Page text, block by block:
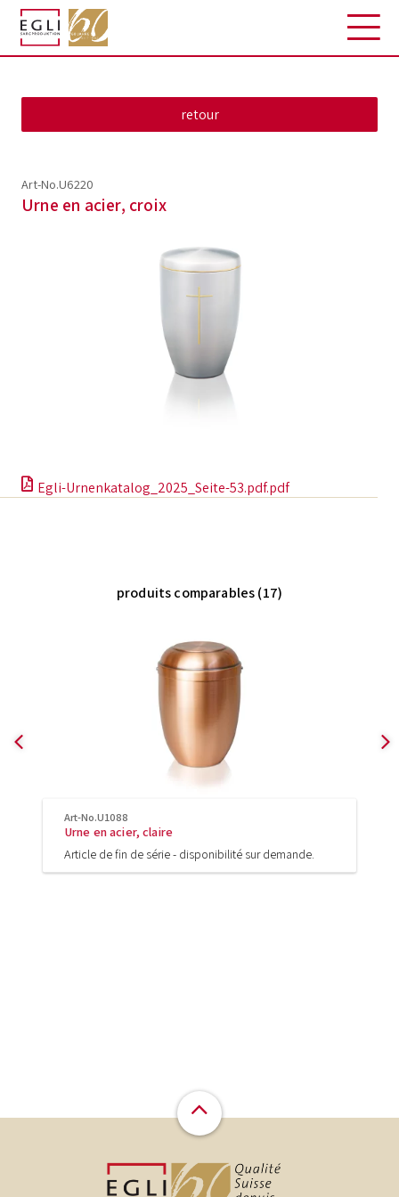
Art-No.U6220
Urne en acier, croix
Egli-Urnenkatalog_2025_Seite-53.pdf.pdf
produits comparables (17)
Art-No.U1088
Urne en acier, claire
Article de fin de série - disponibilité sur demande.